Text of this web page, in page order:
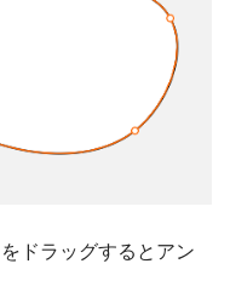
ドラッグするとアン